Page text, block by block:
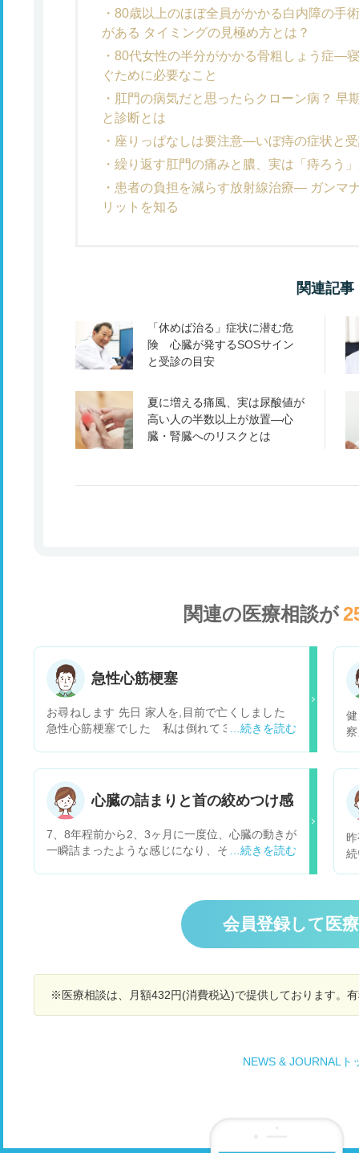
80歳以上のほぼ全員がかかる白内障の手
がある タイミングの見極め方とは？
80代女性の半分がかかる骨粗しょう症―
ぐために必要なこと
肛門の病気だと思ったらクローン病？ 早
と診断とは
座りっぱなしは要注意―いぼ痔の症状と
繰り返す肛門の痛みと膿、実は「痔ろう
患者の負担を減らす放射線治療― ガンマ
リットを知る
関連記事
「休めば治る」症状に潜む危
険 心臓が発するSOSサイン
と受診の目安
夏に増える痛風、実は尿酸値が
高い人の半数以上が放置―心
臓・腎臓へのリスクとは
関連の医療相談が
急性心筋梗塞
お尋ねします 先日 家人を,目前で亡くしました
急性心筋梗塞でした 私は倒れて３~４秒位で現
お腹を膨らまかし、そのうち左腕で起きようとす
る仕草しました その後日ネツトで調べましら
サジーを施していてば助かったしょうか お尋ね
します その日、本人は倒れる1時間半ぐらい前
に、寝とれば動悸がしないが立ち上がると動悸が
うです 食事も,何ら普段と変わり無く済ましたそ
うです 尚倒れる,５分ほど前に一言、二言、言葉
を交わしています 尚 私は 人工呼吸、心臓マッ
は使えなかった状態だったです 今でも その場面
が脳に焼き付き、何も出来なかった事の悔しさが
お尋ねいたします 救急車は４～5分位できてくれ
受け、1 カ月程前は 職場を変るため指定の病院
にて健康診断をうけ、何れも異常が無かったそう
心臓の詰まりと首の絞めつけ感
7、8年程前から2、3ヶ月に一度位、心臓の動きが
一瞬詰まったような感じになり、その後首がグッ
ますが、これが長くなると倒れそうで心配です。
2年程前に別の症状で心電図をとった時には異常
はありませんでした。たまにしか起きないので受
診するほどではないと思っていましたが心筋梗塞
考えられますか？
会員登録して医
※医療相談は、月額432円(消費税込)で提供しております。
NEWS & JOURNALト